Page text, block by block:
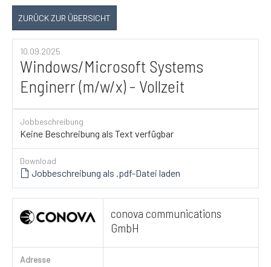
ZURÜCK ZUR ÜBERSICHT
10.09.2025
Windows/Microsoft Systems
Enginerr (m/w/x) - Vollzeit
Jobbeschreibung
Keine Beschreibung als Text verfügbar
Download
Jobbeschreibung als .pdf-Datei laden
conova communications
GmbH
Adresse